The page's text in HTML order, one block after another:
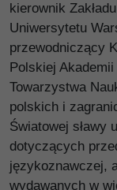
kierownik
Uniwersytetu
przewodniczący
Polskiej
Towarzystwa
polskich i
Światowej sławy
dotyczących
językoznawczej,
wydawanych w